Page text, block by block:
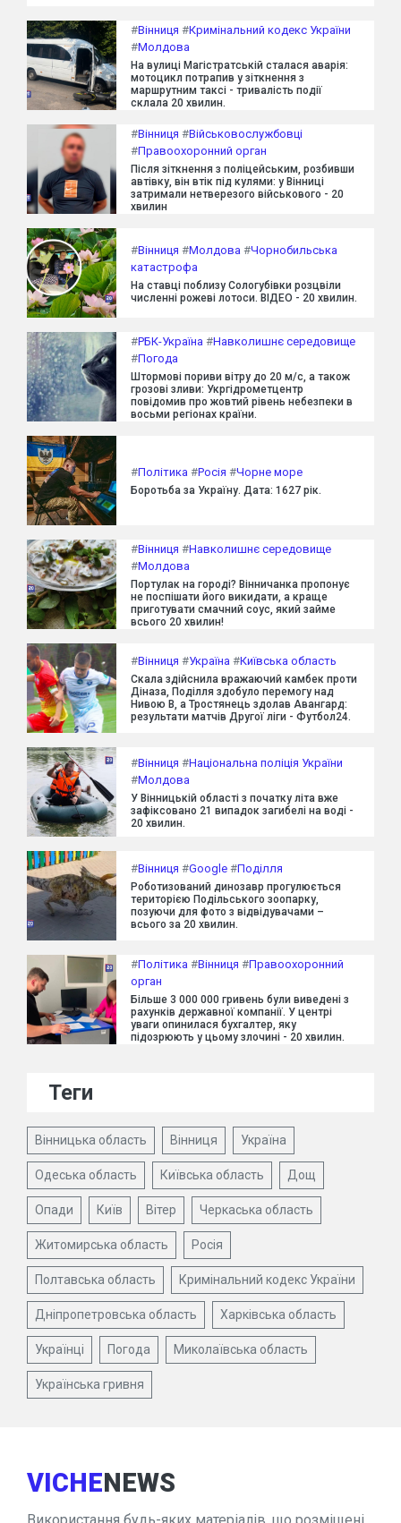
#Вінниця #Кримінальний кодекс України
#Молдова
На вулиці Магістратській сталася аварія:
мотоцикл потрапив у зіткнення з
маршрутним таксі - тривалість події
склала 20 хвилин.
#Вінниця #Військовослужбовці
#Правоохоронний орган
Після зіткнення з поліцейським, розбивши
автівку, він втік під кулями: у Вінниці
затримали нетверезого військового - 20
хвилин
#Вінниця #Молдова #Чорнобильська
катастрофа
На ставці поблизу Сологубівки розцвіли
численні рожеві лотоси. ВІДЕО - 20 хвилин.
#РБК-Україна #Навколишнє середовище
#Погода
Штормові пориви вітру до 20 м/с, а також
грозові зливи: Укргідрометцентр
повідомив про жовтий рівень небезпеки в
восьми регіонах країни.
#Політика #Росія #Чорне море
Боротьба за Україну. Дата: 1627 рік.
#Вінниця #Навколишнє середовище
#Молдова
Портулак на городі? Вінничанка пропонує
не поспішати його викидати, а краще
приготувати смачний соус, який займе
всього 20 хвилин!
#Вінниця #Україна #Київська область
Скала здійснила вражаючий камбек проти
Діназа, Поділля здобуло перемогу над
Нивою В, а Тростянець здолав Авангард:
результати матчів Другої ліги - Футбол24.
#Вінниця #Національна поліція України
#Молдова
У Вінницькій області з початку літа вже
зафіксовано 21 випадок загибелі на воді -
20 хвилин.
#Вінниця #Google #Поділля
Роботизований динозавр прогулюється
територією Подільського зоопарку,
позуючи для фото з відвідувачами –
всього за 20 хвилин.
#Політика #Вінниця #Правоохоронний
орган
Більше 3 000 000 гривень були виведені з
рахунків державної компанії. У центрі
уваги опинилася бухгалтер, яку
підозрюють у цьому злочині - 20 хвилин.
Теги
Вінницька область Вінниця Україна
Одеська область Київська область Дощ
Опади Київ Вітер Черкаська область
Житомирська область Росія
Полтавська область Кримінальний кодекс України
Дніпропетровська область Харківська область
Українці Погода Миколаївська область
Українська гривня
VICHENEWS